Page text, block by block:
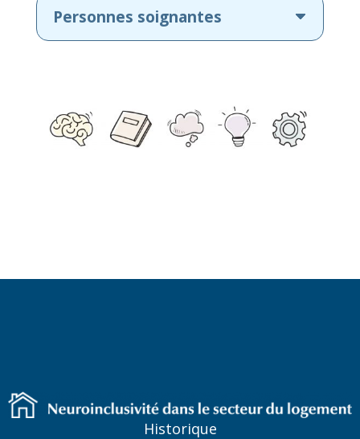
Personnes soignantes
Historique